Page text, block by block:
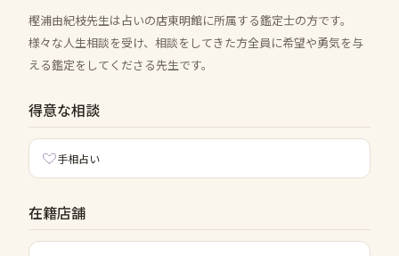
樫浦由紀枝先生は占いの店東明館に所属する鑑定士の方です。
様々な人生相談を受け、相談をしてきた方全員に希望や勇気を与
える鑑定をしてくださる先生です。
得意な相談
手相占い
在籍店舗